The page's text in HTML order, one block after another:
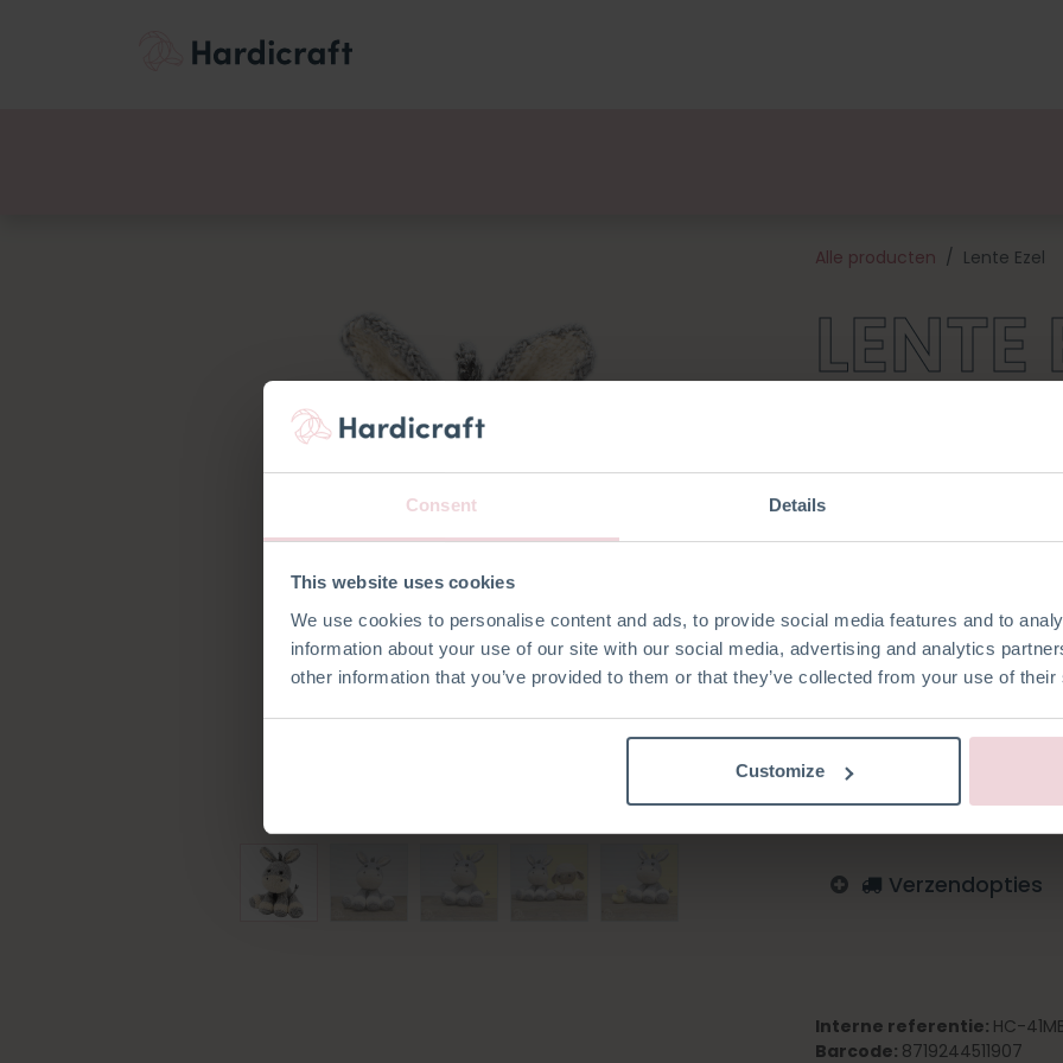
Consent Details
This website uses cookies
We use cookies to personalise content and ads, to provide social media features and to
information about your use of our site with our social media, advertising and analytics
other information that you’ve provided to them or that they’ve collected from your use of
Customize
Alle producten Lente Ezel
LENTE
Maak kennis met Lente! Ze
boerderijdieren. Ze ziet er
zacht aan en is perfect te
een patroon, gemêleerd
aan het werk te gaan (excl.
is gemaakt met breinaalden
Toevoegen aan verlanglijst
Log in om te bestellen
Italiaans
Verzendopties
Interne referentie: HC-
Barcode: 8719244511907